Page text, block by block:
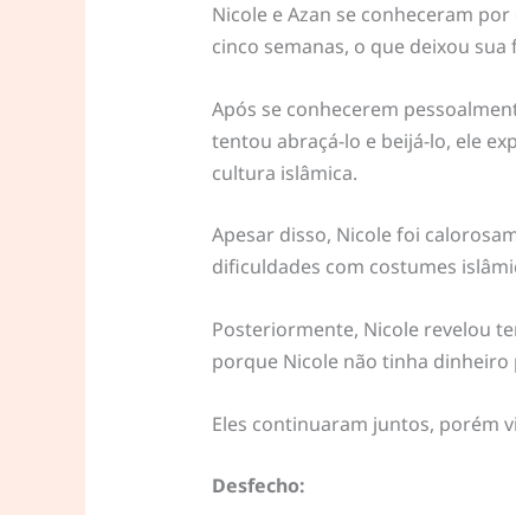
Nicole e Azan se conheceram
cinco semanas, o que deixou
Após se conhecerem
tentou abraçá-lo e beijá-lo, ele
cultura islâmica.
Apesar disso, Nicole foi
dificuldades com costumes
Posteriormente, Nicole revelou
porque Nicole não tinha dinheiro
Eles continuaram juntos, porém
Desfecho: